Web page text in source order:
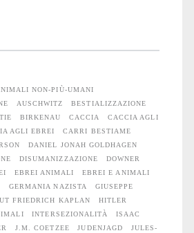
NON-PIÙ-UMANI
AUSCHWITZ
BESTIALIZZAZIONE
BIRKENAU CACCIA
CACCIA AGLI
AGLI EBREI
CARRI BESTIAME
DANIEL JONAH GOLDHAGEN
DISUMANIZZAZIONE
DOWNER
EBREI ANIMALI
EBREI E ANIMALI
GERMANIA NAZISTA
GIUSEPPE
FRIEDRICH KAPLAN
HITLER
INTERSEZIONALITÀ
ISAAC
J.M. COETZEE JUDENJAGD
JULES-